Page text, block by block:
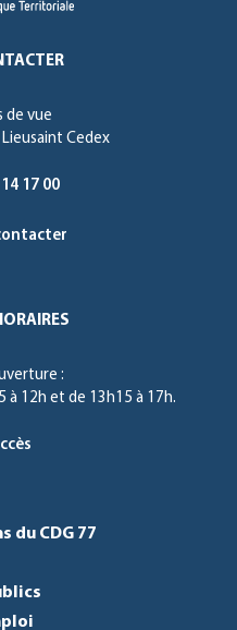
de vue
Cedex
17 00
:
à 12h et de 13h15 à 17h.
du CDG 77